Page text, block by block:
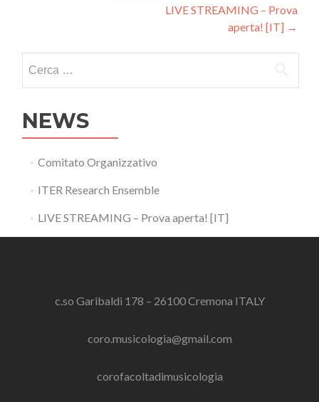
LIVE STREAMING – Prova
aperta! [IT] →
NEWS
Comitato Organizzativo
ITER Research Ensemble
LIVE STREAMING – Prova aperta! [IT]
c.so Garibaldi 178 – 26100 Cremona ITALY
coro.musicologia@gmail.com
corofacoltadimusicologia